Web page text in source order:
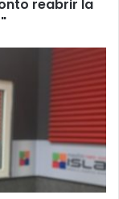
reabrir la